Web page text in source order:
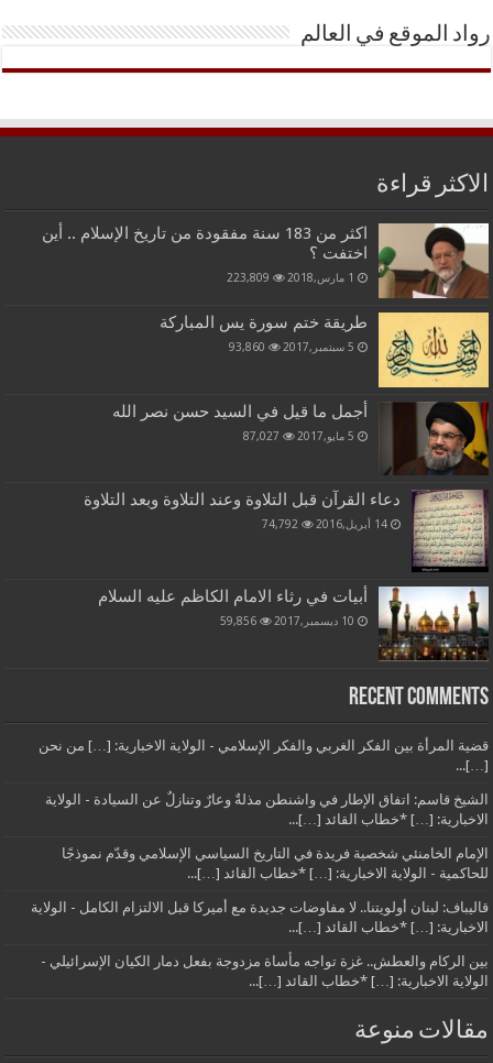
رواد الموقع في العالم
الاكثر قراءة
اكثر من 183 سنة مفقودة من تاريخ الإسلام .. أين
اختفت ؟
1 مارس,2018 223,809
طريقة ختم سورة يس المباركة
5 سبتمبر,2017 93,860
أجمل ما قيل في السيد حسن نصر الله
5 مايو,2017 87,027
دعاء القرآن قبل التلاوة وعند التلاوة وبعد التلاوة
14 أبريل,2016 74,792
أبيات في رثاء الامام الكاظم عليه السلام
10 ديسمبر,2017 59,856
Recent Comments
قضية المرأة بين الفكر الغربي والفكر الإسلامي - الولاية الاخبارية: […] من نحن
[…]...
الشيخ قاسم: اتفاق الإطار في واشنطن مذلةٌ وعارٌ وتنازلٌ عن السيادة - الولاية
الاخبارية: […] *خطاب القائد […]...
الإمام الخامنئي شخصية فريدة في التاريخ السياسي الإسلامي وقدّم نموذجًا
للحاكمية - الولاية الاخبارية: […] *خطاب القائد […]...
قاليباف: لبنان أولويتنا.. لا مفاوضات جديدة مع أميركا قبل الالتزام الكامل - الولاية
الاخبارية: […] *خطاب القائد […]...
بين الركام والعطش.. غزة تواجه مأساة مزدوجة بفعل دمار الكيان الإسرائيلي -
الولاية الاخبارية: […] *خطاب القائد […]...
مقالات منوعة